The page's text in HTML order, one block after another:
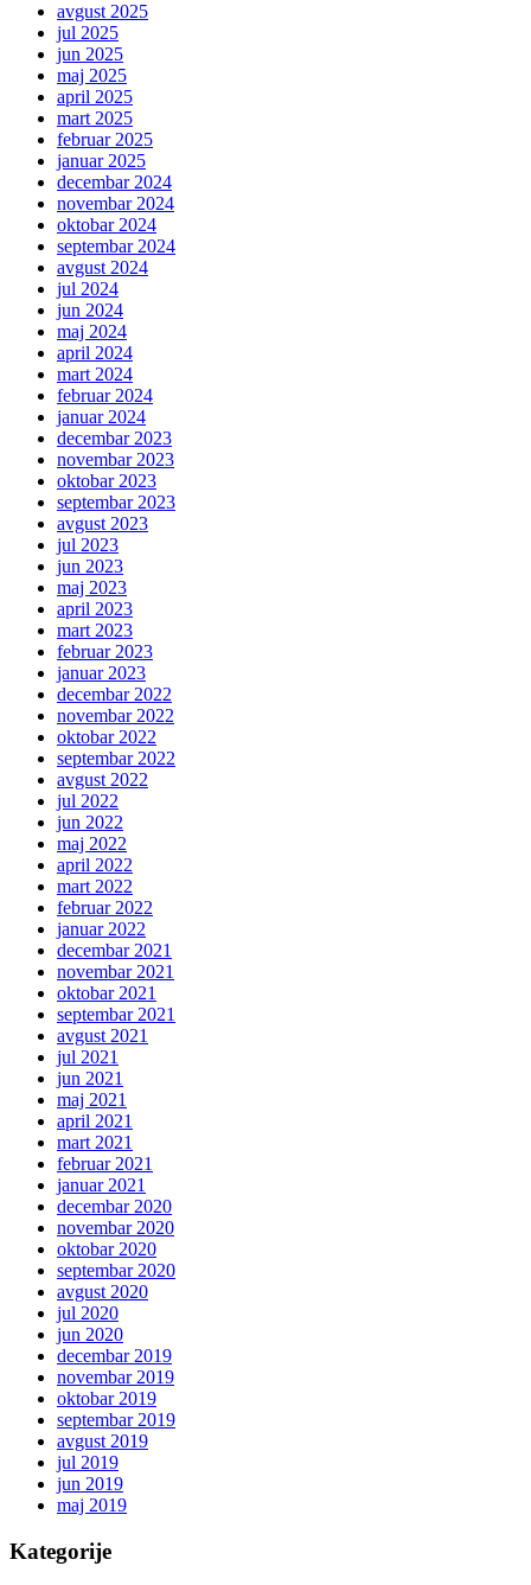
avgust 2025
jul 2025
jun 2025
maj 2025
april 2025
mart 2025
februar 2025
januar 2025
decembar 2024
novembar 2024
oktobar 2024
septembar 2024
avgust 2024
jul 2024
jun 2024
maj 2024
april 2024
mart 2024
februar 2024
januar 2024
decembar 2023
novembar 2023
oktobar 2023
septembar 2023
avgust 2023
jul 2023
jun 2023
maj 2023
april 2023
mart 2023
februar 2023
januar 2023
decembar 2022
novembar 2022
oktobar 2022
septembar 2022
avgust 2022
jul 2022
jun 2022
maj 2022
april 2022
mart 2022
februar 2022
januar 2022
decembar 2021
novembar 2021
oktobar 2021
septembar 2021
avgust 2021
jul 2021
jun 2021
maj 2021
april 2021
mart 2021
februar 2021
januar 2021
decembar 2020
novembar 2020
oktobar 2020
septembar 2020
avgust 2020
jul 2020
jun 2020
decembar 2019
novembar 2019
oktobar 2019
septembar 2019
avgust 2019
jul 2019
jun 2019
maj 2019
Kategorije